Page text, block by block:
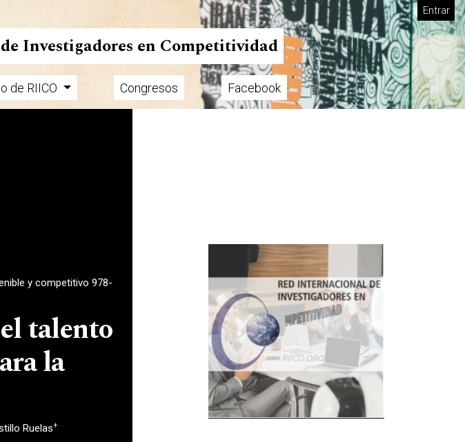
Entrar
Investigadores en Competitividad
de RIICO Congresos Facebook
y competitivo 978-
talento
la
Ruelas+
Imagen de portada